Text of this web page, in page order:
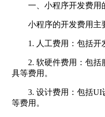
一、小程序开发费用
小程序的开发费用主
1. 人工费用：包括开发
2. 软硬件费用：包括
具等费用。
3. 设计费用：包括UI
等费用。